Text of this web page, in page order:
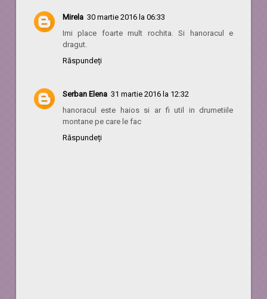
Mirela 30 martie 2016 la 06:33
Imi place foarte mult rochita. Si hanoracul e
dragut.
Răspundeți
Serban Elena 31 martie 2016 la 12:32
hanoracul este haios si ar fi util in drumetiile
montane pe care le fac
Răspundeți